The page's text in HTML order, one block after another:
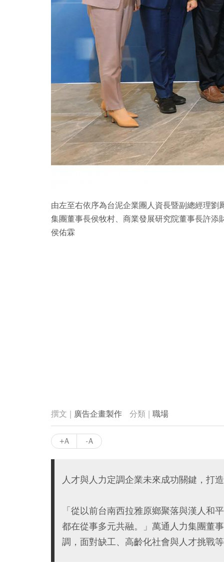
由左至右依序為台泥企業團人資長暨副總經理
集團董事長侯牧村、商業發展研究院董事長許
侯佑霖
廣告企畫製作 職場
+A -A
人才與人力定調企業未來成功關鍵，打
「從以前台南西拉雅原鄉聚落與漢人和
都在從事多元共融。」萬通人力集團董
調，面對缺工、高齡化社會與人才挑戰